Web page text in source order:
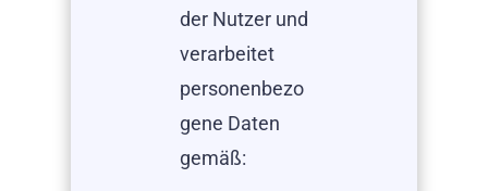
der Nutzer und
verarbeitet
personenbezo
gene Daten
gemäß: